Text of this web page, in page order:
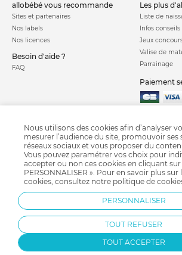
allobébé vous recommande
Sites et partenaires
Nos labels
Nos licences
Besoin d'aide ?
FAQ
les plus
Liste de
Infos conseils
Jeux
Valise de
Parrainage
Paiement
Jouet bébé Tour de parc
Protection par
Nous utilisons des cookies afin d’analyser
mesurer l’audience du site, promouvoir ses
réseaux sociaux et vous proposer du
Vous pouvez paramétrer vos choix pour
accepter ou non ces cookies en cliquant sur
PERSONNALISER ». Pour en savoir plus sur
cookies, consultez notre politique de
PERSONNALISER
TOUT REFUSER
TOUT ACCEPTER